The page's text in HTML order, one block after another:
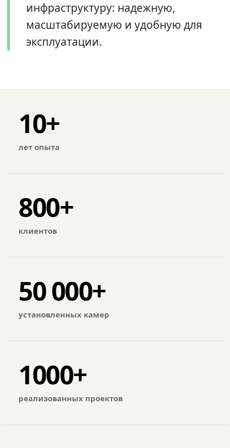
инфраструктуру: надежную,
масштабируемую и удобную для
эксплуатации.
10+
лет опыта
800+
клиентов
50 000+
установленных камер
1000+
реализованных проектов